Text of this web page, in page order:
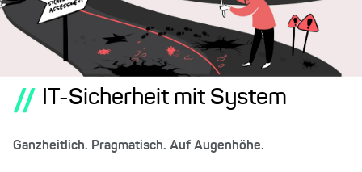
// IT-Sicherheit mit System
Ganzheitlich. Pragmatisch. Auf Augenhöhe.